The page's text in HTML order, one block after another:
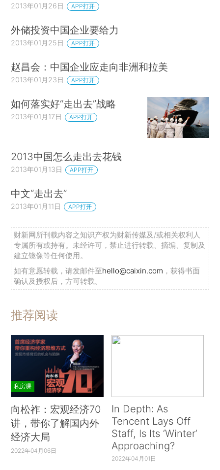
2013年01月26日 APP打开
外储投资中国企业要给力
2013年01月25日 APP打开
赵昌会：中国企业应走向非洲和拉美
2013年01月23日 APP打开
如何落实好“走出去”战略
2013年01月17日 APP打开
2013中国怎么走出去花钱
2013年01月13日 APP打开
中文“走出去”
2013年01月11日 APP打开
财新网所刊载内容之知识产权为财新传媒及/或相关权利人
专属所有或持有。未经许可，禁止进行转载、摘编、复制及
建立镜像等任何使用。
如有意愿转载，请发邮件至hello@caixin.com ，获得书面
确认及授权后，方可转载。
推荐阅读
私房课
向松祚：宏观经济70
讲，带你了解国内外
经济大局
2022年04月06日
In Depth: As
Tencent Lays Off
Staff, Is Its ‘Winter’
Approaching?
2022年04月01日